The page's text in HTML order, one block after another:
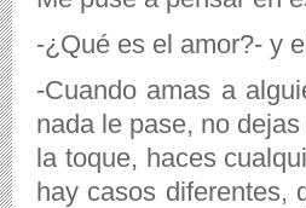
-¿Qué es el amor?- y
-Cuando amas a
nada le pase, no
la toque, haces
hay casos diferentes,